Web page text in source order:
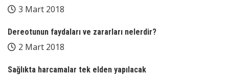
3 Mart 2018
Dereotunun faydaları ve zararları nelerdir?
2 Mart 2018
Sağlıkta harcamalar tek elden yapılacak